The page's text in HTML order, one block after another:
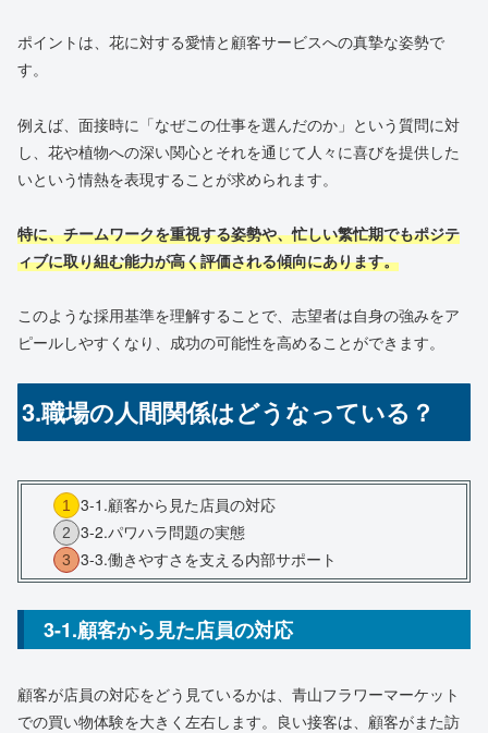
ポイントは、花に対する愛情と顧客サービスへの真摯な姿勢で
す。
例えば、面接時に「なぜこの仕事を選んだのか」という質問に対
し、花や植物への深い関心とそれを通じて人々に喜びを提供した
いという情熱を表現することが求められます。
特に、チームワークを重視する姿勢や、忙しい繁忙期でもポジテ
ィブに取り組む能力が高く評価される傾向にあります。
このような採用基準を理解することで、志望者は自身の強みをア
ピールしやすくなり、成功の可能性を高めることができます。
3.職場の人間関係はどうなっている？
3-1.顧客から見た店員の対応
3-2.パワハラ問題の実態
3-3.働きやすさを支える内部サポート
3-1.顧客から見た店員の対応
顧客が店員の対応をどう見ているかは、青山フラワーマーケット
での買い物体験を大きく左右します。良い接客は、顧客がまた訪